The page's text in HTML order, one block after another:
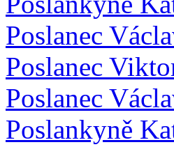
Poslanec
Poslanec
Poslanec
Poslankyně